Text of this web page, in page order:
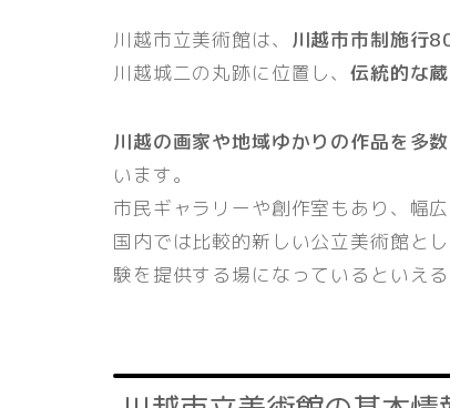
川越市立美術館は、 川越市市制施行
川越城二の丸跡に位置し、伝統的な
川越の画家や地域ゆかりの作品を多
います。
市民ギャラリーや創作室もあり、幅
国内では比較的新しい公立美術館と
験を提供する場になっているといえる